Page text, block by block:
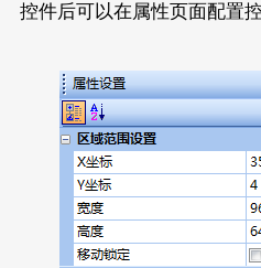
控件后可以在属性页面配置